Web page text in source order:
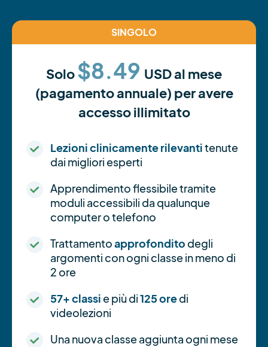
SINGOLO
Solo$8.49 USD al mese
(pagamento annuale) per avere
accesso illimitato
Lezioni clinicamente rilevantitenute
dai migliori esperti
Apprendimento flessibile tramite
moduli accessibili da qualunque
computer o telefono
Trattamentoapprofondito degli
argomenti con ogni classe in meno di
2 ore
57+ classi e più di125 oredi
videolezioni
Una nuova classe aggiunta ogni mese